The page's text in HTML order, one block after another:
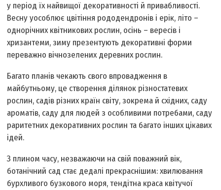
у період їх найвищої декоративності й привабливості.
Весну уособлює цвітіння рододендронів і ерік, літо –
однорічних квітникових рослин, осінь – вересів і
хризантеми, зиму презентують декоративні форми
переважно вічнозелених деревних рослин.
Багато планів чекають свого впровадження в
майбутньому, це створення ділянок різностатевих
рослин, садів різних країн світу, зокрема й східних, саду
ароматів, саду для людей з особливими потребами, саду
раритетних декоративних рослин та багато інших цікавих
ідей.
З плином часу, незважаючи на свій поважний вік,
ботанічний сад стає дедалі прекраснішим: хвилювання
бурхливого бузкового моря, тендітна краса квітучої